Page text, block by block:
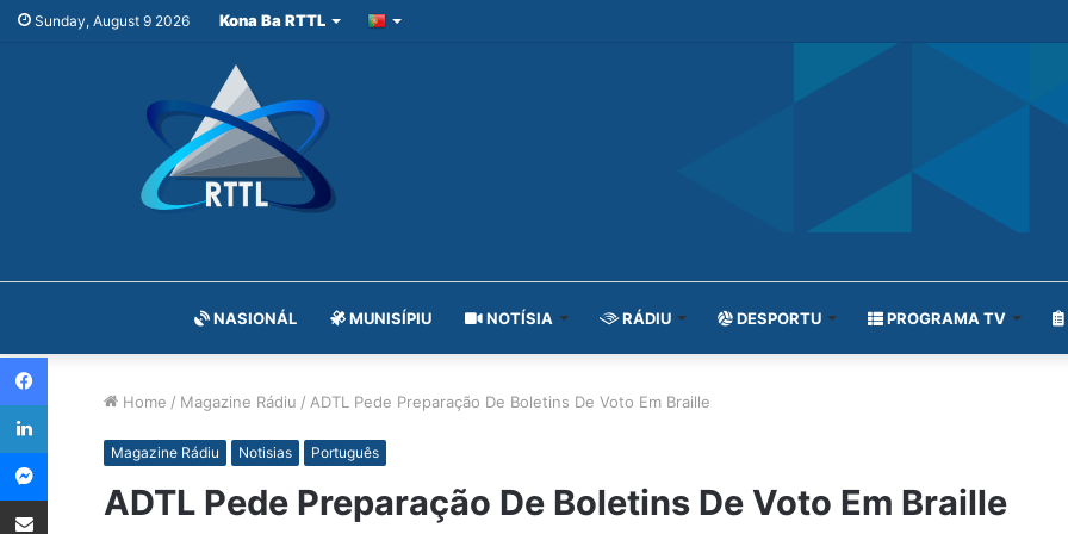
Sunday, August 9 2026 Kona Ba RTTL
NASIONÁL MUNISÍPIU NOTÍSIA RÁDIU DESPORTU PROGRAMA TV
Home / Magazine Rádiu / ADTL Pede Preparação De Boletins De Voto Em Braille
Magazine Rádiu Notisias Português
ADTL Pede Preparação De Boletins De Voto Em Braille
Facebook
LinkedIn
Messenger